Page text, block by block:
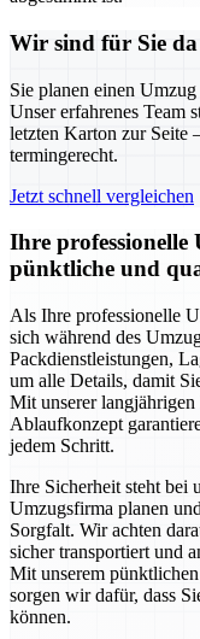
Wir sind für Sie da
Sie planen einen
Unser erfahrenes Team
letzten Karton zur Seite
termingerecht.
Jetzt schnell vergleichen
Ihre professionelle
pünktliche und
Als Ihre professionelle
sich während des
Packdienstleistungen,
um alle Details, damit
Mit unserer
Ablaufkonzept
jedem Schritt.
Ihre Sicherheit steht bei
Umzugsfirma planen
Sorgfalt. Wir achten
sicher transportiert und
Mit unserem
sorgen wir dafür, dass
können.